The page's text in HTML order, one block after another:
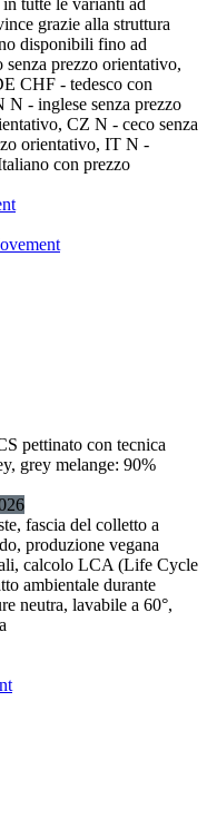
tutte le varianti ad
grazie alla struttura
disponibili fino ad
prezzo orientativo,
CHF - tedesco con
- inglese senza prezzo
CZ N - ceco senza
orientativo, IT N -
con prezzo
pettinato con tecnica
grey melange: 90%
fascia del colletto a
produzione vegana
calcolo LCA (Life Cycle
ambientale durante
neutra, lavabile a 60°,